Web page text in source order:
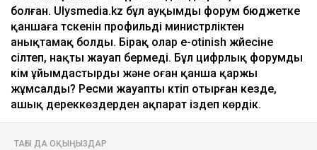
болған. Ulysmedia.kz бұл ауқымды форум бюджетке
қаншаға түскенін профильді министрліктен
анықтамақ болды. Бірақ олар e-otinish жүйесіне
сілтеп, нақты жауап бермеді. Бұл цифрлық форумды
кім ұйымдастырды және оған қанша қаржы
жұмсалды? Ресми жауапты күтіп отырған кезде,
ашық дереккөздерден ақпарат іздеп көрдік.
ТАҒЫ ДА ОҚЫҢЫЗДАР